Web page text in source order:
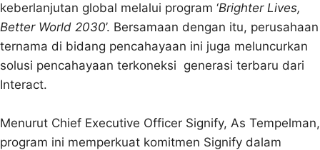
keberlanjutan global melalui program ‘Brighter Lives,
Better World 2030’. Bersamaan dengan itu, perusahaan
ternama di bidang pencahayaan ini juga meluncurkan
solusi pencahayaan terkoneksi generasi terbaru dari
Interact.
Menurut Chief Executive Officer Signify, As Tempelman,
program ini memperkuat komitmen Signify dalam